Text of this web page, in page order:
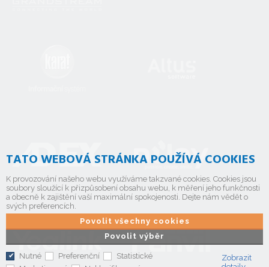
TATO WEBOVÁ STRÁNKA POUŽÍVÁ COOKIES
K provozování našeho webu využíváme takzvané cookies. Cookies jsou
soubory sloužící k přizpůsobení obsahu webu, k měření jeho funkčnosti
a obecně k zajištění vaší maximální spokojenosti. Dejte nám vědět o
svých preferencích.
Povolit výběr
Povolit všechny cookies
Nutné Preferenční
Statistické
Zobrazit